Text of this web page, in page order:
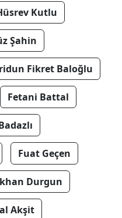
Kutlu
Şahin
Fikret Baloğlu
Fetani Battal
Fuat Geçen
Durgun
Akşit